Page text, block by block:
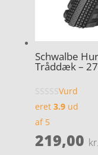
Schwalbe
Tråddæk –
Vurd
eret 3.9ud
af 5
219,00 kr.